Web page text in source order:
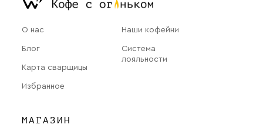
О нас
Блог
Карта сварщицы
Избранное
Наши кофейни
Система
лояльности
МАГАЗИН